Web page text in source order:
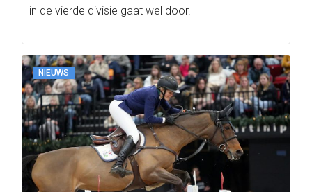
in de vierde divisie gaat wel door.
NIEUWS